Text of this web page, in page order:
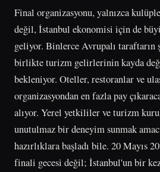
Final organizasyonu, yalnızca
değil, İstanbul ekonomisi için de
geliyor. Binlerce Avrupalı taraftarın
birlikte turizm gelirlerinin kayda
bekleniyor. Oteller, restoranlar ve
organizasyondan en fazla pay
alıyor. Yerel yetkililer ve turizm
unutulmaz bir deneyim sunmak
hazırlıklara başladı bile. 20 Mayıs
finali gecesi değil; İstanbul'un bir kez